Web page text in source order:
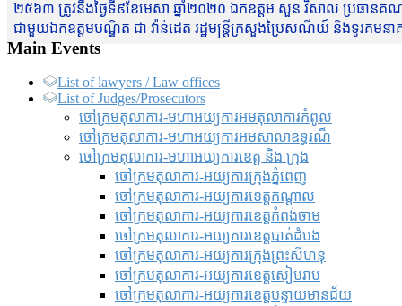
២៥៦៣ ត្រូវនឹងថ្ងៃទី៩ខែមេសា ឆ្នាំ២០២០ ឯកឧត្តម សួន វិសាល ប្រធានគណ
ជាមួយឯកឧត្តមបណ្ឌិត ជា វ៉ាន់ដេត រដ្ឋមន្រ្តីក្រសួងប្រៃសណីយ៍ និងទូរគ
Main Events
List of lawyers / Law offices
List of Judges/Prosecutors
ចៅក្រមតុលាការ-មហាអយ្យការអមតុលាការកំពូល
ចៅក្រមតុលាការ-មហាអយ្យការអមសាលាឧទ្ធរណ៏
ចៅក្រមតុលាការ-មហាអយ្យការខេត្ត និង ក្រុង
ចៅក្រមតុលាការ-អយ្យការក្រុងភ្នំពេញ
ចៅក្រមតុលាការ-អយ្យការខេត្តកណ្តាល
ចៅក្រមតុលាការ-អយ្យការខេត្តកំពង់ចាម
ចៅក្រមតុលាការ-អយ្យការខេត្តបាត់ដំបង
ចៅក្រមតុលាការ-អយ្យការ​ក្រុងព្រះសីហនុ
ចៅក្រមតុលាការ-អយ្យការខេត្តសៀមរាប
ចៅក្រមតុលាការ-អយ្យការខេត្តបន្ទាយមានជ័យ